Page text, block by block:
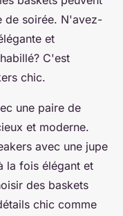
de soirée. N'avez-
et
C'est
chic.
une paire de
et moderne.
avec une jupe
la fois élégant et
des baskets
chic comme